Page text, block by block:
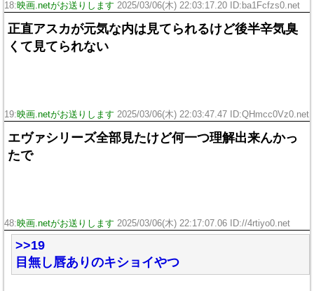
18:映画.netがお送りします 2025/03/06(木) 22:03:17.20 ID:ba1Fcfzs0.net
正直アスカが元気な内は見てられるけど後半辛気臭
くて見てられない
19:映画.netがお送りします 2025/03/06(木) 22:03:47.47 ID:QHmcc0Vz0.net
エヴァシリーズ全部見たけど何一つ理解出来んかっ
たで
48:映画.netがお送りします 2025/03/06(木) 22:17:07.06 ID://4rtiyo0.net
>>19
目無し唇ありのキショイやつ